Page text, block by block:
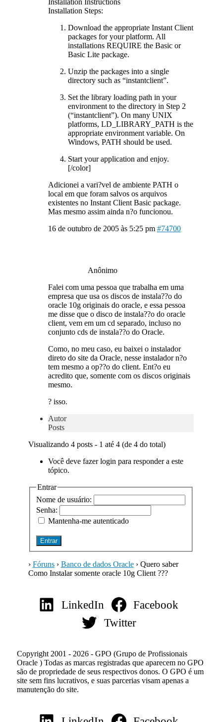
Installation Instructions
Installation Steps:
Download the appropriate Instant Client
packages for your platform. All
installations REQUIRE the Basic or
Basic Lite package.
Unzip the packages into a single
directory such as “instantclient”.
Set the library loading path in your
environment to the directory in Step 2
(“instantclient”). On many UNIX
platforms, LD_LIBRARY_PATH is the
appropriate environment variable. On
Windows, PATH should be used.
Start your application and enjoy.
[/color]
Adicionei a vari?vel de ambiente PATH o
local em que foram salvos os arquivos
existentes no Instant Client Basic package.
Mas mesmo assim ainda n?o funcionou.
16 de outubro de 2005 às 5:25 pm #74700
Anônimo
Falei com uma pessoa que trabalha em uma
empresa que usa os discos de instala??o do
oracle 10g originais do oracle, e essa pessoa
me disse que o disco de instala??o do oracle
client, vem em um cd separado, incluso no
conjunto cds de instala??o do Oracle.
Como, no meu caso, eu baixei o instalador
direto do site da Oracle, nesse instalador n?o
tem mesmo a op??o do client. Ent?o eu
acredito que, somente com os discos originais
mesmo.
? isso.
Autor
Posts
Visualizando 4 posts - 1 até 4 (de 4 do total)
Você deve fazer login para responder a este
tópico.
Entrar
Nome de usuário:
Senha:
Mantenha-me autenticado
Entrar
› Fóruns › Banco de dados Oracle › Quero saber
Como Instalar somente oracle 10g Client ???
LinkedIn
Facebook
Twitter
Copyright 2001 - 2026 - GPO (Grupo de Profissionais
Oracle ) Todas as marcas registradas que aparecem no GPO
são de propriedade de seus respectivos donos. O GPO é um
site sem fins lucrativos, e suas parcerias visam apenas a
manutenção do site.